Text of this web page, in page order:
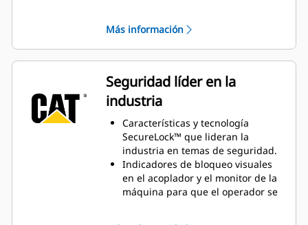
Más información
Seguridad líder en la
industria
Características y tecnología
SecureLock™ que lideran la
industria en temas de seguridad.
Indicadores de bloqueo visuales
en el acoplador y el monitor de la
máquina para que el operador se